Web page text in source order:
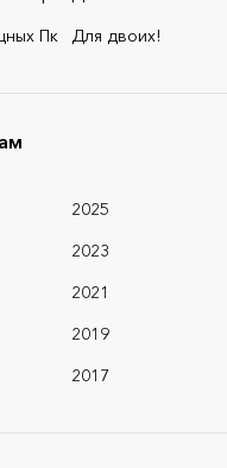
Пк
Для двоих!
2025
2023
2021
2019
2017